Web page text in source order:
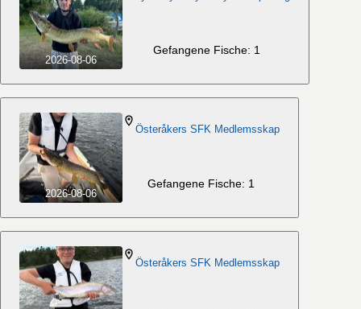
2026-08-06
Gefangene Fische: 1
2026-08-06
Österåkers SFK Medlemsskap
Gefangene Fische: 1
Österåkers SFK Medlemsskap